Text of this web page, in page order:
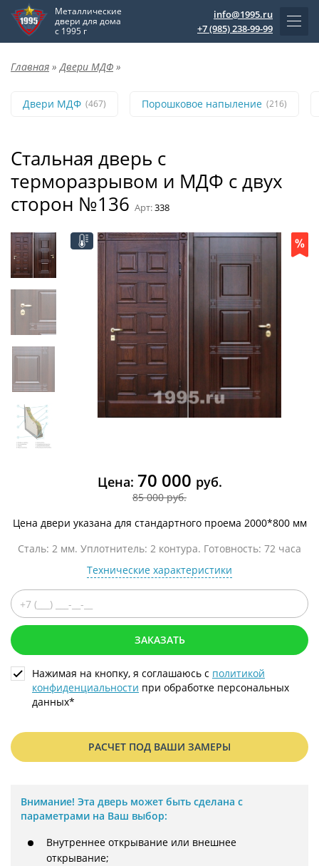
Металлические
двери для дома
с 1995 г
info@1995.ru
+7 (985) 238-99-99
Главная » Двери МДФ »
Двери МДФ (467) Порошковое напыление (216)
Стальная дверь с
терморазрывом и МДФ с двух
сторон №136 Арт:338
Цена: 70 000 руб.
85 000 руб.
Цена двери указана для стандартного проема 2000*800 мм
Сталь: 2 мм. Уплотнитель: 2 контура. Готовность: 72 часа
Технические характеристики
ЗАКАЗАТЬ
Нажимая на кнопку, я соглашаюсь с политикой
конфиденциальности при обработке персональных
данных*
РАСЧЕТ ПОД ВАШИ ЗАМЕРЫ
Внимание! Эта дверь может быть сделана с
параметрами на Ваш выбор:
Внутреннее открывание или внешнее
открывание;